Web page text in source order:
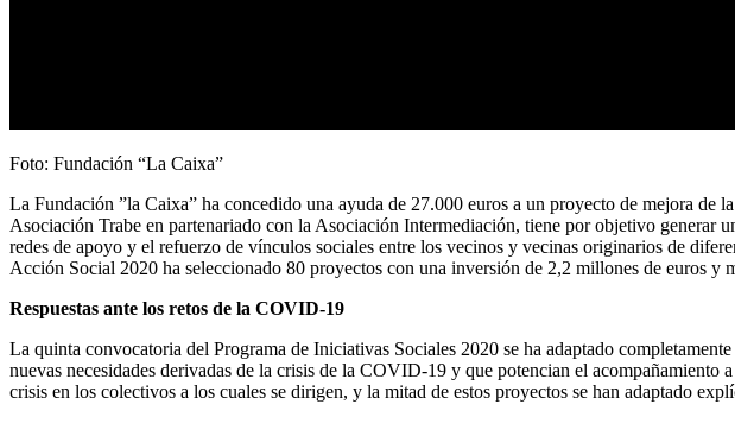
Foto: Fundación “La Caixa”
La Fundación ”la Caixa” ha concedido una ayuda de 27.000 euros a un proyecto de mejora
Asociación Trabe en partenariado con la Asociación Intermediación, tiene por objetivo generar
redes de apoyo y el refuerzo de vínculos sociales entre los vecinos y vecinas originarios de
Acción Social 2020 ha seleccionado 80 proyectos con una inversión de 2,2 millones de euros y
Respuestas ante los retos de la COVID-19
La quinta convocatoria del Programa de Iniciativas Sociales 2020 se ha adaptado
nuevas necesidades derivadas de la crisis de la COVID-19 y que potencian el acompañamiento
crisis en los colectivos a los cuales se dirigen, y la mitad de estos proyectos se han adaptado